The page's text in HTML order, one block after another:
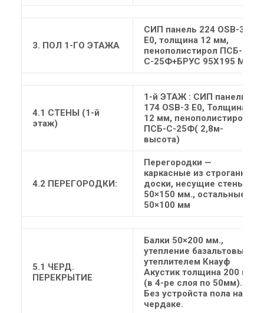
3. ПОЛ 1-ГО ЭТАЖА
СИП панель 224 OSB-3
Е0, толщина 12 мм,
пенополистирол ПСБ-
С-25Ф+БРУС 95Х195 ММ
4.1 СТЕНЫ (1-й
этаж)
1-й ЭТАЖ : СИП панель
174 OSB-3 Е0, Толщина
12 мм, пенополистирол
ПСБ-С-25Ф( 2,8м-
высота)
4.2 ПЕРЕГОРОДКИ:
Перегородки —
каркасные из строганной
доски, несущие стены
50×150 мм., остальные
50×100 мм
5.1 ЧЕРД.
ПЕРЕКРЫТИЕ
Балки 50×200 мм.,
утепление базальтовым
утеплителем Кнауф
Акустик толщина 200 мм
(в 4-ре слоя по 50мм).
Без устройста пола на
чердаке.